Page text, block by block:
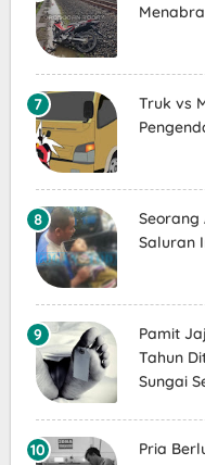
Truk vs
Seorang
Saluran
Pamit
Tahun
Sungai
Pria